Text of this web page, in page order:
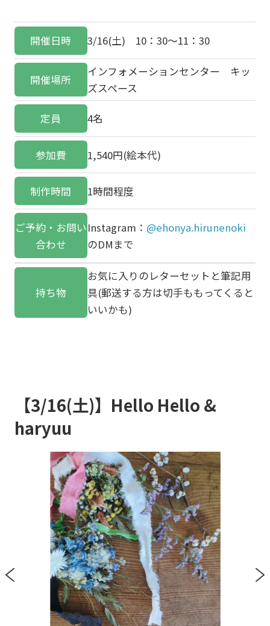
開催日時 3/16(土) 10：30～11：30
開催場所
インフォメーションセンター キッ
ズスペース
定員 4名
参加費 1,540円(絵本代)
制作時間 1時間程度
持ち物
お気に入りのレターセットと筆記用
具(郵送する方は切手ももってくると
いいかも)
ご予約・お問い
合わせ
Instagram： @ehonya.hirunenoki
のDMまで
【3/16(土)】Hello Hello &
haryuu